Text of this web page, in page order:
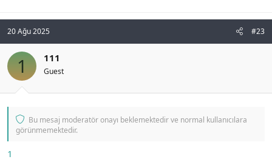
20 Ağu 2025 #23
1 111
Guest
Bu mesaj moderatör onayı beklemektedir ve normal kullanıcılara
görünmemektedir.
1